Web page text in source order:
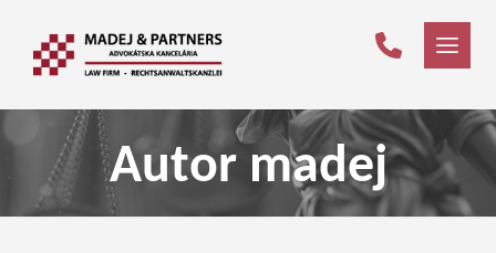
Autor madej